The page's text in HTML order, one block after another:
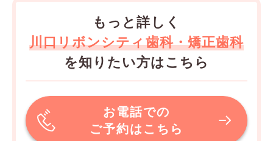
もっと詳しく
川口リボンシティ歯科・矯正歯科
を知りたい方はこちら
お電話での
ご予約はこちら